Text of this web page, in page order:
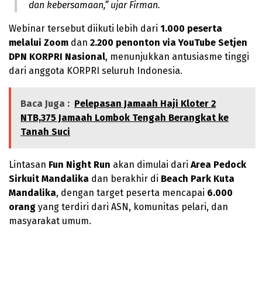
dan kebersamaan,” ujar Firman.
Webinar tersebut diikuti lebih dari 1.000 peserta
melalui Zoom dan 2.200 penonton via YouTube Setjen
DPN KORPRI Nasional, menunjukkan antusiasme tinggi
dari anggota KORPRI seluruh Indonesia.
Baca Juga : Pelepasan Jamaah Haji Kloter 2
NTB,375 Jamaah Lombok Tengah Berangkat ke
Tanah Suci
Lintasan Fun Night Run akan dimulai dari Area Pedock
Sirkuit Mandalika dan berakhir di Beach Park Kuta
Mandalika, dengan target peserta mencapai 6.000
orang yang terdiri dari ASN, komunitas pelari, dan
masyarakat umum.